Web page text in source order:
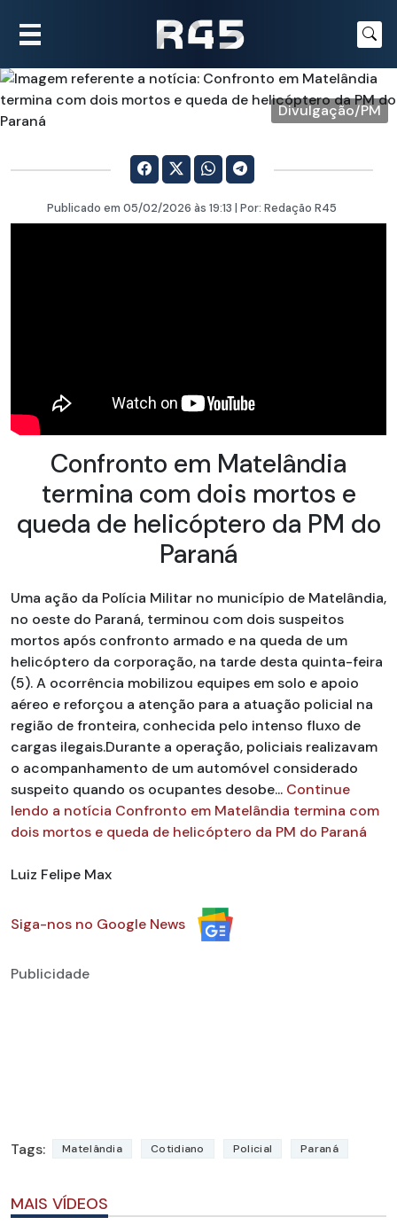
Divulgação/PM
Publicado em 05/02/2026 às 19:13 | Por: Redação R45
Confronto em Matelândia
termina com dois mortos e
queda de helicóptero da PM do
Paraná
Uma ação da Polícia Militar no município de Matelândia,
no oeste do Paraná, terminou com dois suspeitos
mortos após confronto armado e na queda de um
helicóptero da corporação, na tarde desta quinta-feira
(5). A ocorrência mobilizou equipes em solo e apoio
aéreo e reforçou a atenção para a atuação policial na
região de fronteira, conhecida pelo intenso fluxo de
cargas ilegais.Durante a operação, policiais realizavam
o acompanhamento de um automóvel considerado
suspeito quando os ocupantes desobe... Continue
lendo a notícia Confronto em Matelândia termina com
dois mortos e queda de helicóptero da PM do Paraná
Luiz Felipe Max
Siga-nos no Google News
Publicidade
Tags: Matelândia Cotidiano Policial Paraná
MAIS VÍDEOS